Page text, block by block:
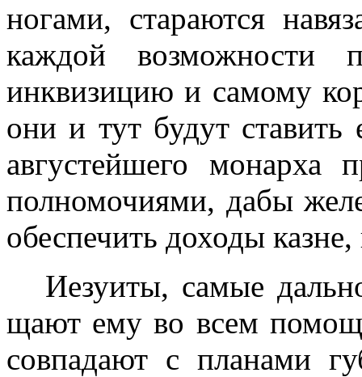
ногами, стараются
каждой возможности
инквизицию и самому
они и тут будут
авгу­стейшего
полно­мочиями, дабы
обес­печить доходы
Иезуиты, самые
щают ему во всем
совпадают с планами